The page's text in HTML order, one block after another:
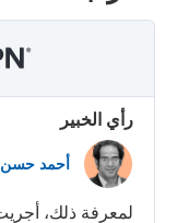
رأي الخبير
أحمد حسن